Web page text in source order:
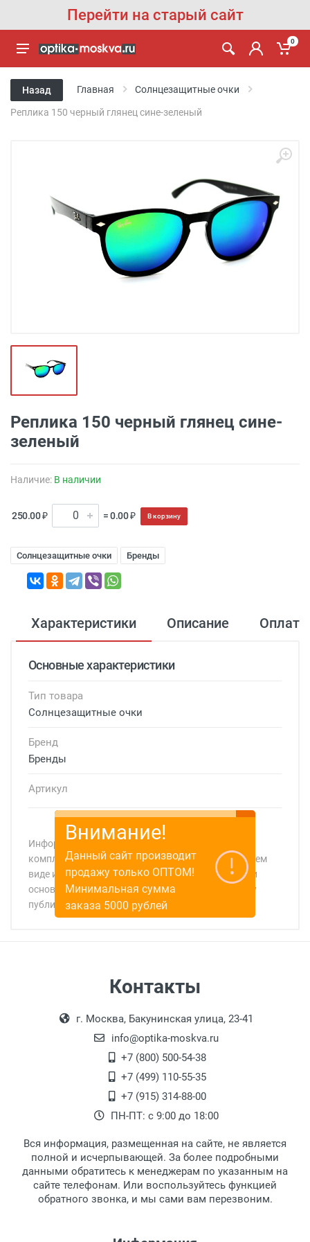
Перейти на старый сайт
0
Назад Главная Солнцезащитные очки
Реплика 150 черный глянец сине-зеленый
Реплика 150 черный глянец сине-
зеленый
Наличие: В наличии
250.00 ₽ = 0.00 ₽ В корзину
Солнцезащитные очки Бренды
Характеристики Описание Оплата
Основные характеристики
Тип товара
Солнцезащитные очки
Бренд
Бренды
Артикул
Информация о технических характеристиках,
комплекте поставки, стране изготовления, внешнем
виде и цвете товара носит справочный характер и
основывается на последних доступных к моменту
публикации сведениях
Минимальная сумма заказа 5 000 рублей.
Самовывоз.
Оплата товара производится
наличными непосредственно на пункте
выдачи товара.
Перечисление средств на расчетный счет.
Минимальная сумма заказа 5 000 рублей.
18:00, по субботам с 11:00 до 15:00, в
офисе по адресу: г. Москва,
Переведеновский переулок 17, корпус 1,
второй этаж, тел. +7 (499) 110-55-35.
После того, как заказ поступает в пункт
выдачи, наш менеджер связывается с
клиентом и оповещает о поступлении
товара.
Для получения товара при себе
обязательно иметь паспорт.
Заказ необходимо забрать в течение 3
рабочих дней с момента поступления на
дополнительных расходов за хранение
Контакты
г. Москва, Бакунинская улица, 23-41
info@optika-moskva.ru
+7 (800) 500-54-38
+7 (499) 110-55-35
+7 (915) 314-88-00
ПН-ПТ: с 9:00 до 18:00
Вся информация, размещенная на сайте, не является
полной и исчерпывающей. За более подробными
данными обратитесь к менеджерам по указанным на
сайте телефонам. Или воспользуйтесь функцией
обратного звонка, и мы сами вам перезвоним.
Внимание!
Данный сайт производит
продажу только ОПТОМ!
Минимальная сумма
заказа 5000 рублей